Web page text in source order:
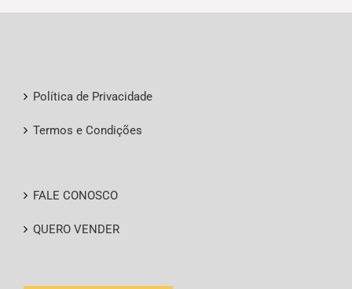
Política de Privacidade
Termos e Condições
FALE CONOSCO
QUERO VENDER